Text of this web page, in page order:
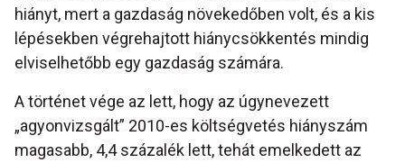
hiányt, mert a gazdaság növekedőben volt, és a kis
lépésekben végrehajtott hiánycsökkentés mindig
elviselhetőbb egy gazdaság számára.
A történet vége az lett, hogy az úgynevezett
„agyonvizsgált” 2010-es költségvetés hiányszám
magasabb, 4,4 százalék lett, tehát emelkedett az